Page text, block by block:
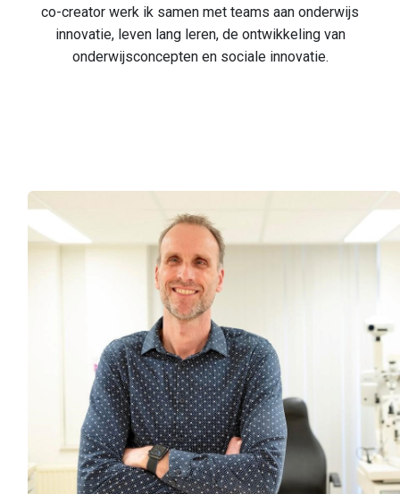
co-creator werk ik samen met teams aan onderwijs
innovatie, leven lang leren, de ontwikkeling van
onderwijsconcepten en sociale innovatie.